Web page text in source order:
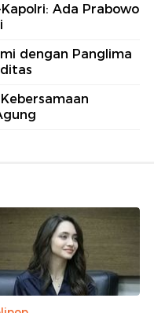
Ada Prabowo
dengan Panglima